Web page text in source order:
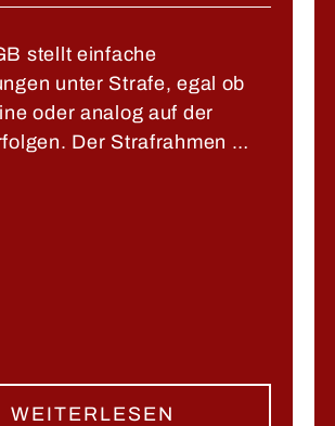
stellt einfache
unter Strafe, egal ob
oder analog auf der
Der Strafrahmen …
WEITERLESEN